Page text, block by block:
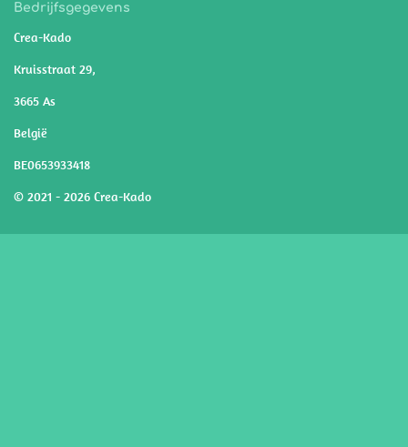
Bedrijfsgegevens
Crea-Kado
Kruisstraat 29,
3665 As
België
BE0653933418
© 2021 - 2026 Crea-Kado